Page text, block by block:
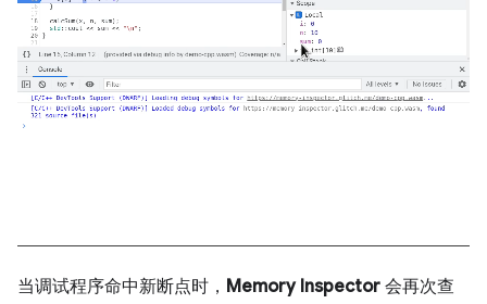
当调试程序命中新断点时， Memory Inspector 会再次查